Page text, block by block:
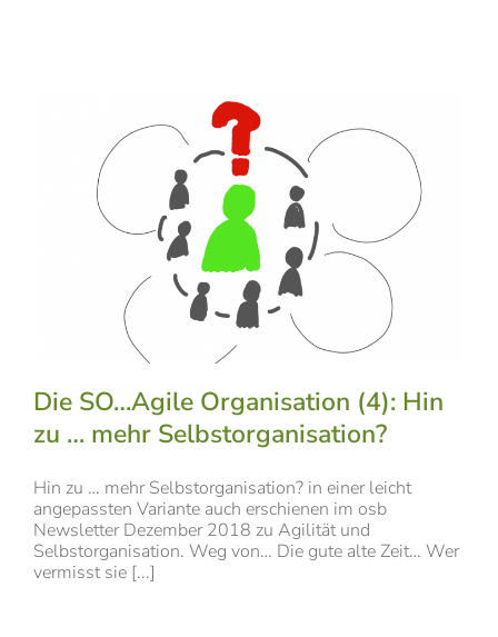
Die SO…Agile Organisation (4): Hin
zu … mehr Selbstorganisation?
Hin zu … mehr Selbstorganisation? in einer leicht
angepassten Variante auch erschienen im osb
Newsletter Dezember 2018 zu Agilität und
Selbstorganisation. Weg von… Die gute alte Zeit… Wer
vermisst sie [...]